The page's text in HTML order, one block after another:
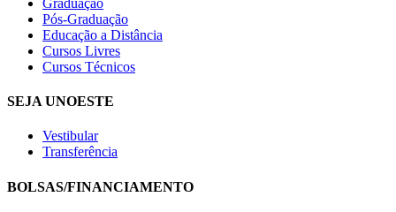
Pós-Graduação
Educação a Distância
Cursos Livres
Cursos Técnicos
SEJA UNOESTE
Vestibular
Transferência
BOLSAS/FINANCIAMENTO